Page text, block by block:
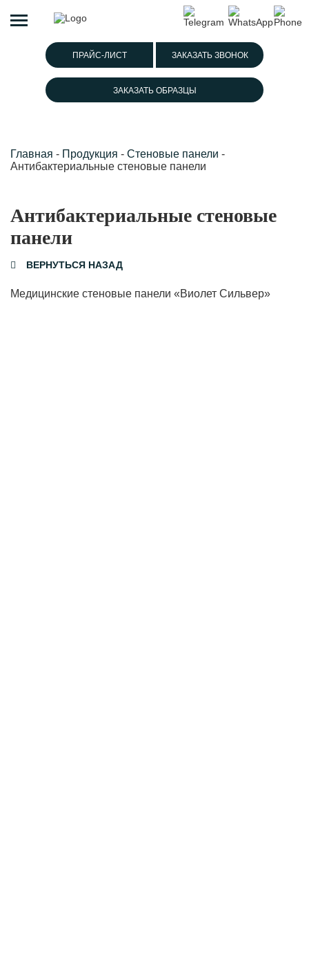
ПРАЙС-ЛИСТ ЗАКАЗАТЬ ЗВОНОК
ЗАКАЗАТЬ ОБРАЗЦЫ
Главная - Продукция - Стеновые панели -
Антибактериальные стеновые панели
Антибактериальные стеновые
панели
ВЕРНУТЬСЯ НАЗАД
Медицинские стеновые панели «Виолет Сильвер»